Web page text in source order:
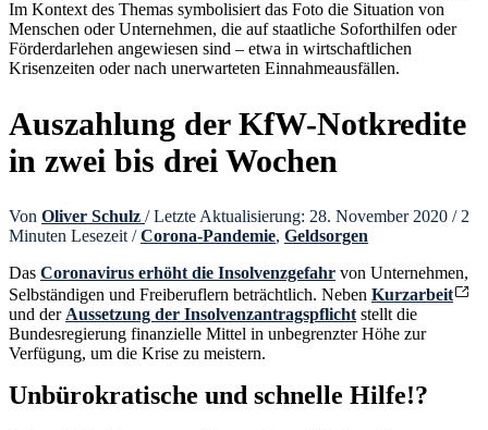
Auszahlung der KfW-Notkredite
in zwei bis drei Wochen
Von Oliver Schulz / Letzte Aktualisierung: 28. November 2020 / 2
Minuten Lesezeit /Corona-Pandemie, Geldsorgen
Das Coronavirus erhöht die Insolvenzgefahr von Unternehmen,
Selbständigen und Freiberuflern beträchtlich. Neben Kurzarbeit
und der Aussetzung der Insolvenzantragspflicht stellt die
Bundesregierung finanzielle Mittel in unbegrenzter Höhe zur
Verfügung, um die Krise zu meistern.
Unbürokratische und schnelle Hilfe!?